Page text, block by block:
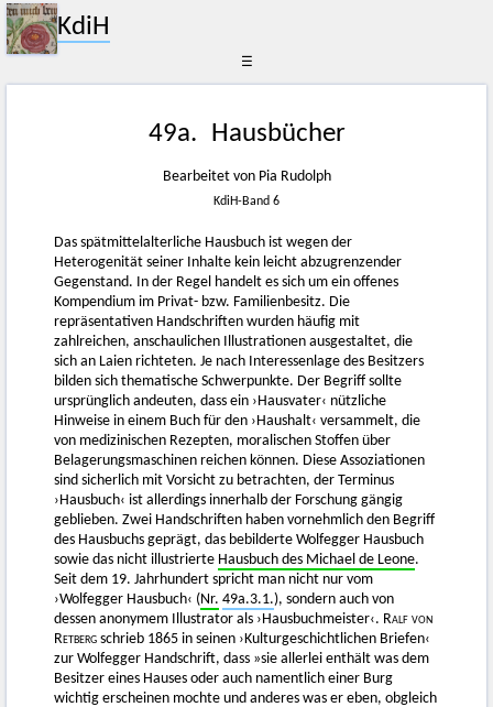
KdiH
☰
49a. Hausbücher
Bearbeitet von Pia Rudolph
KdiH-Band 6
Das spätmittelalterliche Hausbuch ist wegen der
Heterogenität seiner Inhalte kein leicht abzugrenzender
Gegenstand. In der Regel handelt es sich um ein offenes
Kompendium im Privat- bzw. Familienbesitz. Die
repräsentativen Handschriften wurden häufig mit
zahlreichen, anschaulichen Illustrationen ausgestaltet, die
sich an Laien richteten. Je nach Interessenlage des Besitzers
bilden sich thematische Schwerpunkte. Der Begriff sollte
ursprünglich andeuten, dass ein ›Hausvater‹ nützliche
Hinweise in einem Buch für den ›Haushalt‹ versammelt, die
von medizinischen Rezepten, moralischen Stoffen über
Belagerungsmaschinen reichen können. Diese Assoziationen
sind sicherlich mit Vorsicht zu betrachten, der Terminus
›Hausbuch‹ ist allerdings innerhalb der Forschung gängig
geblieben. Zwei Handschriften haben vornehmlich den Begriff
des Hausbuchs geprägt, das bebilderte Wolfegger Hausbuch
sowie das nicht illustrierte Hausbuch des Michael de Leone.
Seit dem 19. Jahrhundert spricht man nicht nur vom
›Wolfegger Hausbuch‹ (Nr. 49a.3.1.), sondern auch von
dessen anonymem Illustrator als ›Hausbuchmeister‹. Ralf von
Retberg schrieb 1865 in seinen ›Kulturgeschichtlichen Briefen‹
zur Wolfegger Handschrift, dass »sie allerlei enthält was dem
Besitzer eines Hauses oder auch namentlich einer Burg
wichtig erscheinen mochte und anderes was er eben, obgleich